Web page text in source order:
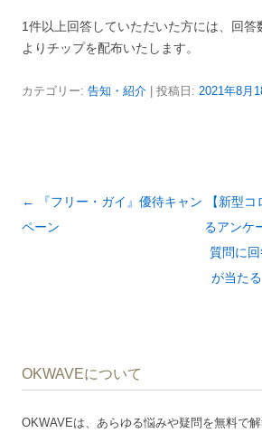
1件以上回答していただいた方には、回答
よりチップを配布いたします。
カテゴリー: 告知・紹介 | 投稿日: 2021年8月
投
稿
ョ
←
『フリー・ガイ』優待キャン
ペーン
【新型
るアンケ
質問に
が当た
OKWAVEについて
OKWAVEは、あらゆる悩みや疑問を無料で